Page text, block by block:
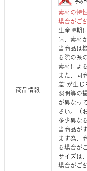
商品情報
素材の特
場合がご
生産時期
味、素材
当商品は
る際の糸
素材によ
また、同
差"が生じ
照明等の
が異なっ
さい。（
多少異な
当商品が
ます為、
る場合が
サイズは
場合がご